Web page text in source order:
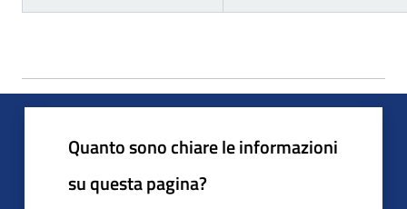
Quanto sono chiare le informazioni
su questa pagina?